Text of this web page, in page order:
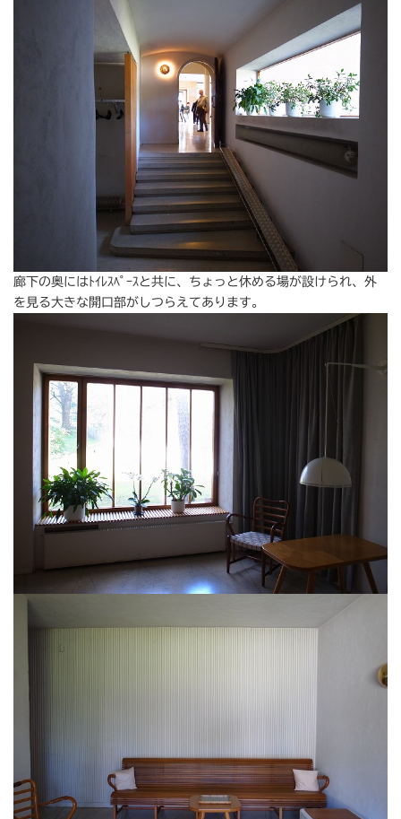
廊下の奥にはﾄｲﾚｽﾍﾟｰｽと共に、ちょっと休める場が設けられ、外
を見る大きな開口部がしつらえてあります。